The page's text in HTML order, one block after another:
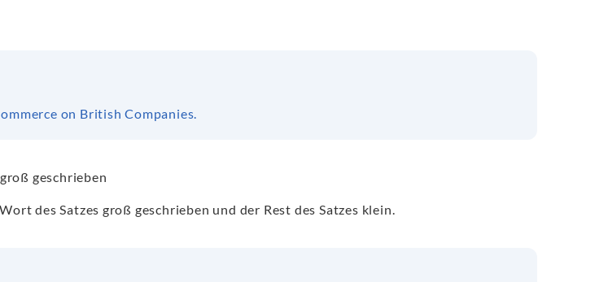
on British Companies.
geschrieben
des Satzes groß geschrieben und der Rest des Satzes klein.